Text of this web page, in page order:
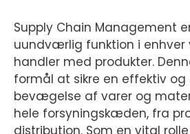
Supply Chain Management
uundværlig funktion i enhver
handler med produkter.
formål at sikre en effektiv og
bevægelse af varer og
hele forsyningskæden, fra
distribution. Som en vital